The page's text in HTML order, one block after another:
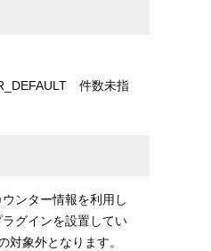
件数未指
ンター情報を利用し
グインを設置してい
対象外となります。